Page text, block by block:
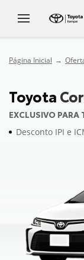
Página Inicial
Toyota
EXCLUSIVO PARA
Desconto IPI e